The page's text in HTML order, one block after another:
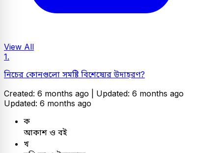
View All
1.
নিচের কোনগুলো সমষ্টি বিশেষ্যের উদাহরণ?
Created: 6 months ago | Updated: 6 months ago
Updated: 6 months ago
ক
আকাশ ও বই
খ